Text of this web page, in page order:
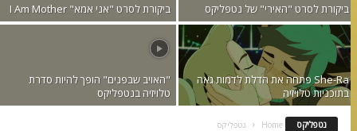
ביקורת לסרט "אני אמא" I Am Mother ביקורת לסרט "האירי" של נטפליקס
"האויב שבפנים" הופך להיות סדרת
טלויזיה בנטפליקס
She-Ra פתחה את הדלת לדמות גאה
בתוכניות טלויזיה
נטפליקס Home נטפליקס